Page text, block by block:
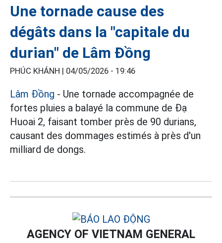
Une tornade cause des
dégâts dans la "capitale du
durian" de Lâm Đồng
PHÚC KHÁNH | 04/05/2026 - 19:46
Lâm Đồng - Une tornade accompagnée de
fortes pluies a balayé la commune de Đạ
Huoai 2, faisant tomber près de 90 durians,
causant des dommages estimés à près d'un
milliard de dongs.
AGENCY OF VIETNAM GENERAL